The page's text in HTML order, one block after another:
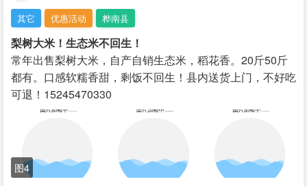
其它 优惠活动 桦南县
梨树大米！生态米不回生！
常年出售梨树大米，自产自销生态米，稻花香。20斤50斤
都有。口感软糯香甜，剩饭不回生！县内送货上门，不好吃
可退！15245470330
图4